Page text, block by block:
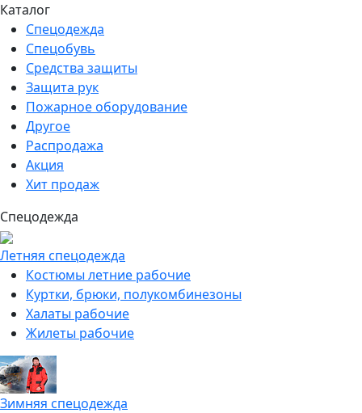
Каталог
Спецодежда
Спецобувь
Средства защиты
Защита рук
Пожарное оборудование
Другое
Распродажа
Акция
Хит продаж
Спецодежда
Летняя спецодежда
Костюмы летние рабочие
Куртки, брюки, полукомбинезоны
Халаты рабочие
Жилеты рабочие
Зимняя спецодежда